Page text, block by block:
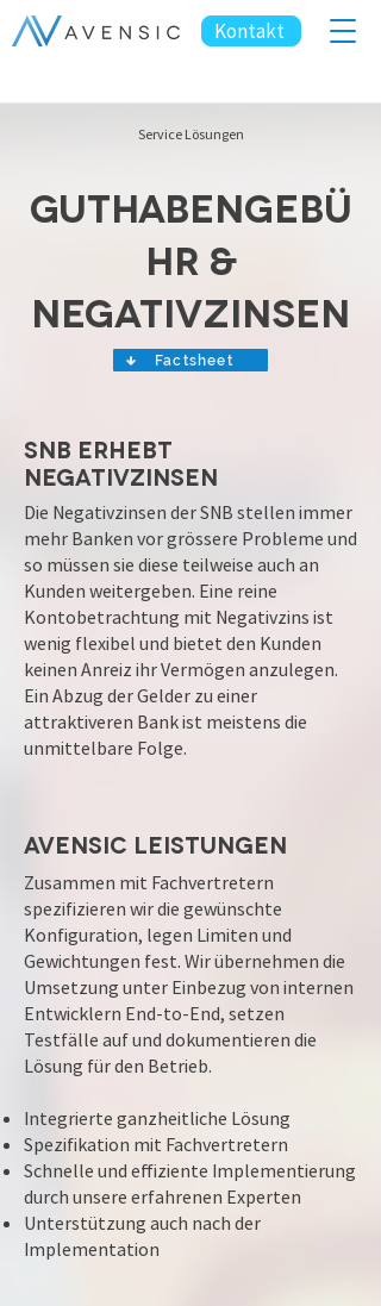
Kontakt
Service Lösungen
Guthabengebü
hr &
Negativzinsen
Factsheet
SNB Erhebt
Negativzinsen
Die Negativzinsen der SNB stellen immer
mehr Banken vor grössere Probleme und
so müssen sie diese teilweise auch an
Kunden weitergeben. Eine reine
Kontobetrachtung mit Negativzins ist
wenig flexibel und bietet den Kunden
keinen Anreiz ihr Vermögen anzulegen.
Ein Abzug der Gelder zu einer
attraktiveren Bank ist meistens die
unmittelbare Folge.
Avensic Leistungen
Zusammen mit Fachvertretern
spezifizieren wir die gewünschte
Konfiguration, legen Limiten und
Gewichtungen fest. Wir übernehmen die
Umsetzung unter Einbezug von internen
Entwicklern End-to-End, setzen
Testfälle auf und dokumentieren die
Lösung für den Betrieb.
Integrierte ganzheitliche Lösung
Spezifikation mit Fachvertretern
Schnelle und effiziente Implementierung
durch unsere erfahrenen Experten
Unterstützung auch nach der
Implementation